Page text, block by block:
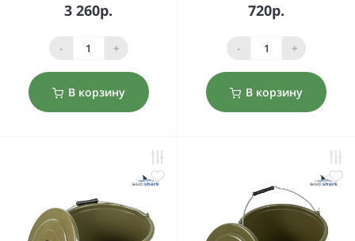
3 260р.
- +
В корзину
720р.
- +
В корзину